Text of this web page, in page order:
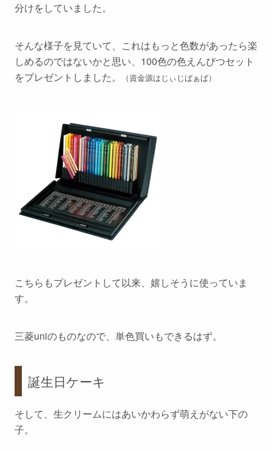
分けをしていました。
そんな様子を見ていて、これはもっと色数があったら楽
しめるのではないかと思い、100色の色えんぴつセット
をプレゼントしました。
（資金源はじぃじばぁば）
こちらもプレゼントして以来、嬉しそうに使っていま
す。
三菱uniのものなので、単色買いもできるはず。
誕生日ケーキ
そして、生クリームにはあいかわらず萌えがない下の
子。